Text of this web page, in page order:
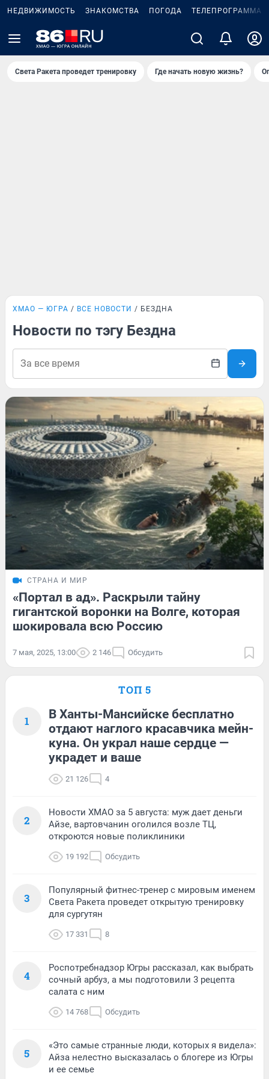
НЕДВИЖИМОСТЬ ЗНАКОМСТВА ПОГОДА ТЕЛЕПРОГРАММА
Света Ракета проведет тренировку Где начать новую жизнь?
ХМАО — ЮГРА ВСЕ НОВОСТИ БЕЗДНА
Новости по тэгу Бездна
СТРАНА И МИР
«Портал в ад». Раскрыли тайну
гигантской воронки на Волге, которая
шокировала всю Россию
7 мая, 2025, 13:00 2 146 Обсудить
ТОП 5
1
В Ханты-Мансийске бесплатно
отдают наглого красавчика мейн-
куна. Он украл наше сердце —
украдет и ваше
21 126 4
2
Новости ХМАО за 5 августа: муж дает деньги
Айзе, вартовчанин оголился возле ТЦ,
откроются новые поликлиники
19 192 Обсудить
3
Популярный фитнес-тренер с мировым именем
Света Ракета проведет открытую тренировку
для сургутян
17 331 8
4
Роспотребнадзор Югры рассказал, как выбрать
сочный арбуз, а мы подготовили 3 рецепта
салата с ним
14 768 Обсудить
5
«Это самые странные люди, которых я видела»:
Айза нелестно высказалась о блогере из Югры
и ее семье